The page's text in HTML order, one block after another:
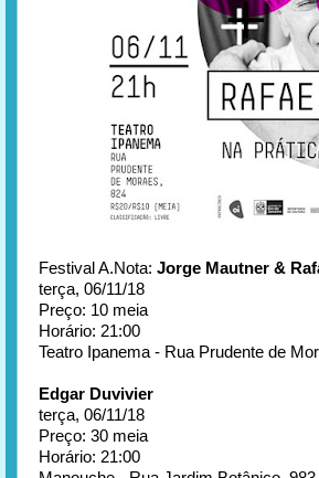
Festival A.Nota: Jorge Mautner &
terça, 06/11/18
Preço: 10 meia
Horário: 21:00
Teatro Ipanema - Rua Prudente de
Edgar Duvivier
terça, 06/11/18
Preço: 30 meia
Horário: 21:00